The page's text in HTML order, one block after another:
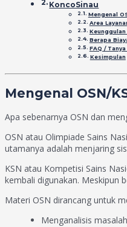
KoncoSinau
Mengenal
Area
Berapa
FAQ /
Kesimpulan
Mengenal OSN/
Apa sebenarnya OSN dan
OSN atau Olimpiade Sains
utamanya adalah menjaring
KSN atau Kompetisi Sains
kembali digunakan. Meskipun
Materi OSN dirancang untuk
Menganalisis